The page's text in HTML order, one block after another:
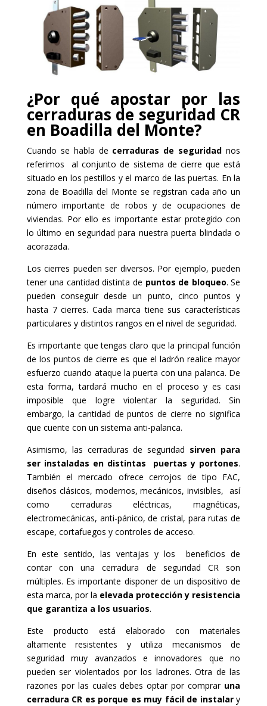
¿Por qué apostar por las
cerraduras de seguridad CR
en Boadilla del Monte?
Cuando se habla de cerraduras de seguridad nos
referimos al conjunto de sistema de cierre que está
situado en los pestillos y el marco de las puertas. En la
zona de Boadilla del Monte se registran cada año un
número importante de robos y de ocupaciones de
viviendas. Por ello es importante estar protegido con
lo último en seguridad para nuestra puerta blindada o
acorazada.
Los cierres pueden ser diversos. Por ejemplo, pueden
tener una cantidad distinta de puntos de bloqueo. Se
pueden conseguir desde un punto, cinco puntos y
hasta 7 cierres. Cada marca tiene sus características
particulares y distintos rangos en el nivel de seguridad.
Es importante que tengas claro que la principal función
de los puntos de cierre es que el ladrón realice mayor
esfuerzo cuando ataque la puerta con una palanca. De
esta forma, tardará mucho en el proceso y es casi
imposible que logre violentar la seguridad. Sin
embargo, la cantidad de puntos de cierre no significa
que cuente con un sistema anti-palanca.
Asimismo, las cerraduras de seguridad sirven para
ser instaladas en distintas puertas y portones.
También el mercado ofrece cerrojos de tipo FAC,
diseños clásicos, modernos, mecánicos, invisibles, así
como cerraduras eléctricas, magnéticas,
electromecánicas, anti-pánico, de cristal, para rutas de
escape, cortafuegos y controles de acceso.
En este sentido, las ventajas y los beneficios de
contar con una cerradura de seguridad CR son
múltiples. Es importante disponer de un dispositivo de
esta marca, por la elevada protección y resistencia
que garantiza a los usuarios.
Este producto está elaborado con materiales
altamente resistentes y utiliza mecanismos de
seguridad muy avanzados e innovadores que no
pueden ser violentados por los ladrones. Otra de las
razones por las cuales debes optar por comprar una
cerradura CR es porque es muy fácil de instalary